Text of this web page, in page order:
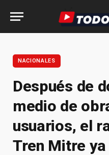
NACIONALES
Después de
medio de
usuarios, el
Tren Mitre